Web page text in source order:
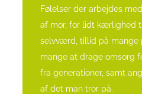
Følelser der arbejdes
af mor, for lidt kærlighed
selvværd, tillid på mange
mange at drage omsorg
fra generationer, samt
af det man tror på.